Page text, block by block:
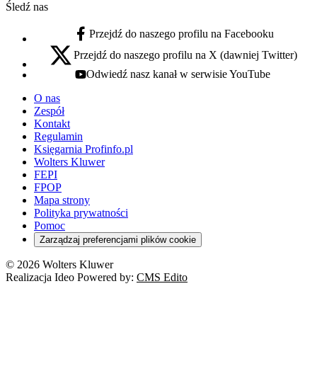
Śledź nas
facebook - otwiera się w nowej karcie
Przejdź do naszego profilu na Facebooku
x - otwiera się w nowej karcie
Przejdź do naszego profilu na X (dawniej Twitter)
youtube - otwiera się w nowej karcie
Odwiedź nasz kanał w serwisie YouTube
O nas
Zespół
Kontakt
Regulamin
Księgarnia Profinfo.pl
Wolters Kluwer
FEPI
FPOP
Mapa strony
Polityka prywatności
Pomoc
Zarządzaj preferencjami plików cookie
© 2026 Wolters Kluwer
Realizacja Ideo Powered by: CMS Edito